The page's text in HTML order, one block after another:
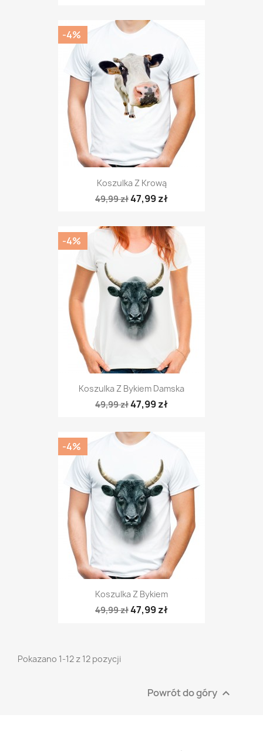
Koszulka Z Krową
49,99 zł47,99 zł
-4%
Koszulka Z Bykiem Damska
49,99 zł47,99 zł
-4%
Koszulka Z Bykiem
49,99 zł47,99 zł
-4%
Pokazano 1-12 z 12 pozycji
Powrót do góry 